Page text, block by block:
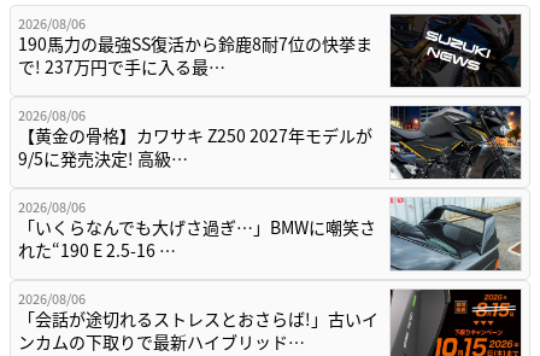
2026/08/06
190馬力の最強SS復活から鈴鹿8耐7位の快挙ま
で! 237万円で手に入る最…
2026/08/06
【黄金の骨格】カワサキ Z250 2027年モデルが
9/5に発売決定! 高級…
2026/08/06
「いくらなんでも大げさ過ぎ…」BMWに嘲笑さ
れた“190 E 2.5-16 …
2026/08/06
「会話が途切れるストレスとおさらば!」古いイ
ンカムの下取りで最新ハイブリッド…